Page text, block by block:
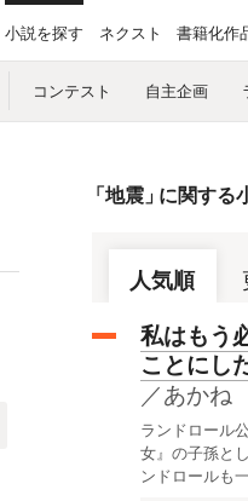
小説を探す ネクスト 書籍化作
コンテスト 自主企画
「地震 」に関する
人気順
私はもう
ことにし
／あかね
ランドロール
女』の子孫と
ンドロールも